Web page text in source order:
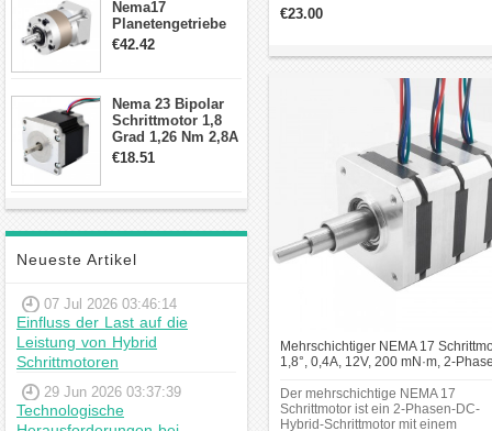
Nema17
Planetengetriebe
10:1 Spiel 15Arc-
€42.42
Nema 23 Bipolar
Schrittmotor 1,8
Grad 1,26 Nm 2,8A
2,5V 4 Drähte
€18.51
Neueste Artikel
07 Jul 2026 03:46:14
Einfluss der Last auf die
Leistung von Hybrid
Schrittmotoren
29 Jun 2026 03:37:39
Technologische
Zusammenfassung
Anwendungen, bei denen
eine präzise Steuerung von
Bewegung erforderlich ist.
Beim Kauf sollten Sie auf
Faktoren wie Drehmoment,
Baugröße und Kompatibilität
mit Ihrer Steuerung achten.
Eine regelmäßige Wartung
hilft dabei, die Lebensdauer
des Motors zu verlängern
Haltemoment von 200 mNm. Er
arbeitet bei 12 V DC mit einem
€23.00
Mehrschichtiger NEMA 17
1,8°, 0,4A, 12V, 200 mN·m, 2-
Der mehrschichtige NEMA 17
Schrittmotor ist ein 2-Phasen-DC-
Hybrid-Schrittmotor mit einem